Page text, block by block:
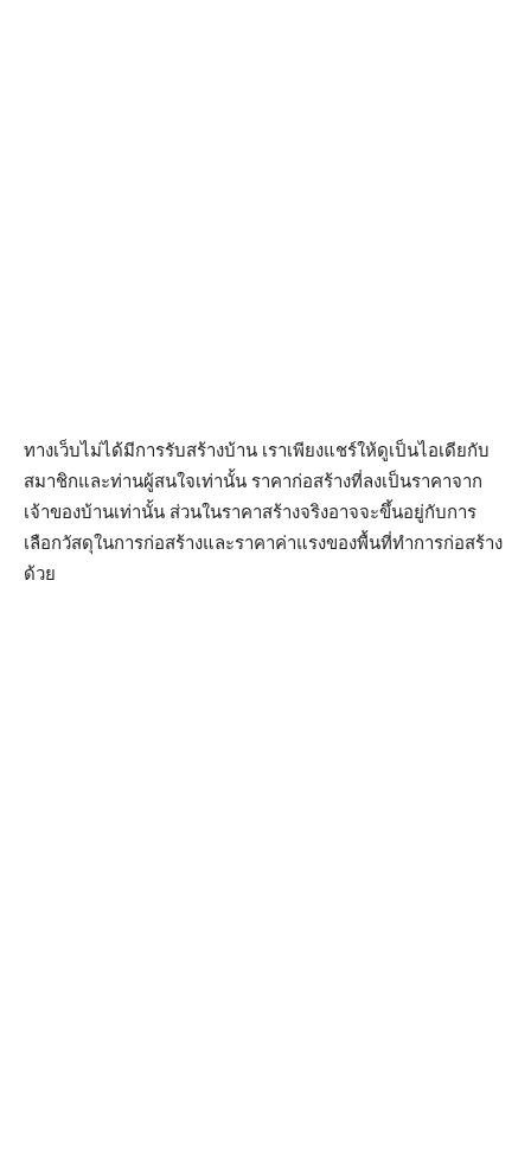
ทางเว็บไม่ได้มีการรับสร้างบ้าน เราเพียงแชร์ให้ดูเป็นไอเดียกับ
สมาชิกและท่านผู้สนใจเท่านั้น ราคาก่อสร้างที่ลงเป็นราคาจาก
เจ้าของบ้านเท่านั้น ส่วนในราคาสร้างจริงอาจจะขึ้นอยู่กับการ
เลือกวัสดุในการก่อสร้างและราคาค่าแรงของพื้นที่ทำการก่อสร้าง
ด้วย